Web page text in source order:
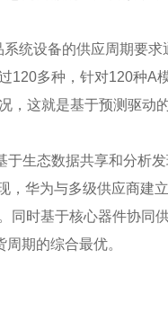
统设备的供应周期要求
120多种，针对120种A
，这就是基于预测驱动
生态数据共享和分析
，华为与多级供应商建
同时基于核心器件协同
期的综合最优。